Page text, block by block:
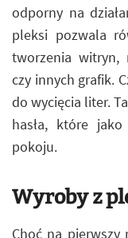
odporny na
pleksi pozwala
tworzenia witryn,
czy innych grafik.
do wycięcia liter.
hasła, które
pokoju.
Wyroby z
Choć na